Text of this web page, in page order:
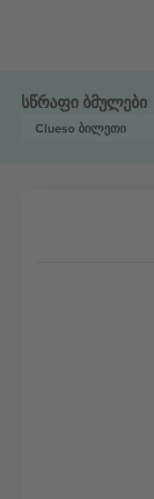
სწრაფი ბმულები
Clueso ბილეთი